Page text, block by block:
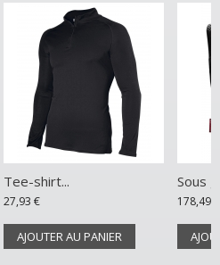
Tee-shirt...
27,93 €
AJOUTER AU PANIER
Sous
178,49 €